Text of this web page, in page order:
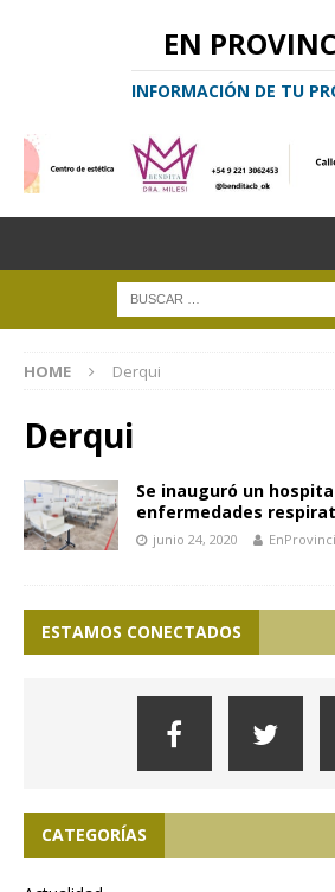
EN
INFORMACIÓN DE TU
HOME Derqui
Derqui
Se inauguró un
enfermedades
junio 24, 2020
ESTAMOS CONECTADOS
CATEGORÍAS